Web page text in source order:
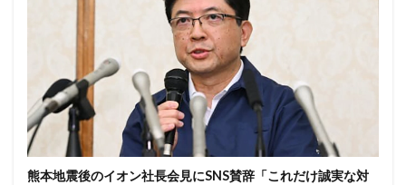
熊本地震後のイオン社長会見にSNS賛辞「これだけ誠実な対